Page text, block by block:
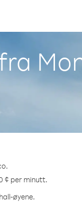
¢ per minutt.
øyene.